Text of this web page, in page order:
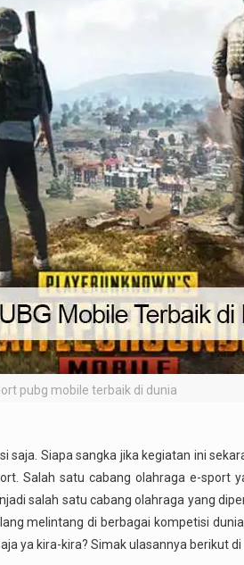
pubg mobile terbaik di dunia
Siapa sangka jika kegiatan ini
Salah satu cabang olahraga e-sport
salah satu cabang olahraga yang
melintang di berbagai kompetisi
ya kira-kira? Simak ulasannya berikut